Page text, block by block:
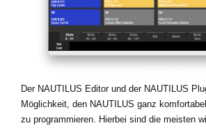
Der NAUTILUS Editor und der NAUTILUS
Möglichkeit, den NAUTILUS ganz
zu programmieren. Hierbei sind die meisten